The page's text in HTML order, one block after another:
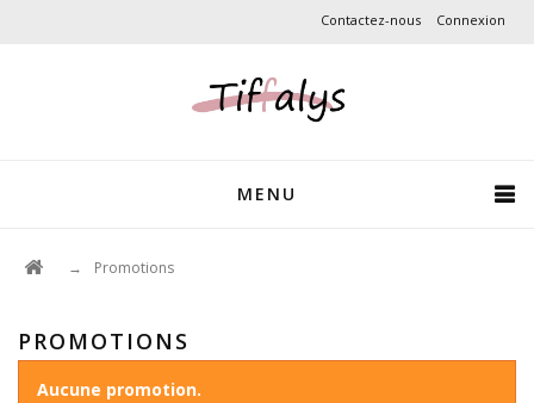
Connexion
Contactez-nous
MENU
→ Promotions
PROMOTIONS
Aucune promotion.